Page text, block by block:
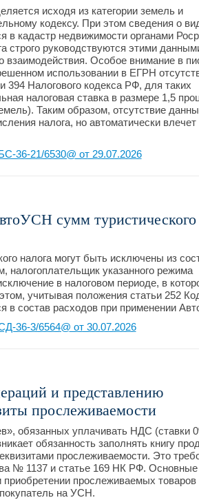
исходя из категории земель и
кодексу. При этом сведения о
в кадастр недвижимости органами
строго руководствуются этими
Особое внимание в
использовании в ЕГРН
394 Налогового кодекса РФ, для таких
налоговая ставка в размере 1,5
Таким образом, отсутствие
налога, но автоматически влечет
36-21/6530@ от 29.07.2026
сумм туристического
налога могут быть исключены из
указанного режима
в налоговом периоде, в
учитывая положения статьи 252
в состав расходов при применении
36-3/6564@ от 30.07.2026
и представлению
прослеживаемости
обязанных уплачивать НДС (ставки
обязанность заполнять книгу
прослеживаемости. Это
№ 1137 и статье 169 НК РФ. Основные
приобретении прослеживаемых товаров
на УСН.